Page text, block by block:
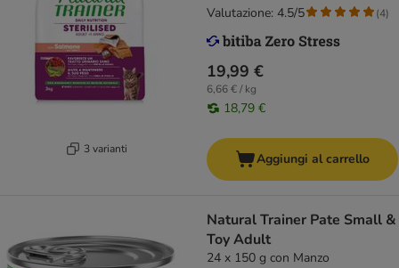
3 varianti
19,99 €
6,66 € / kg
18,79 €
Valutazione: 4.5/5 (4)
Aggiungi al carrello
Natural Trainer Pate Small &
Toy Adult
24 x 150 g con Manzo